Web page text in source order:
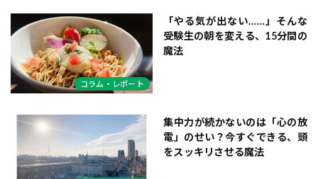
コラム・レポート
「やる気が出ない……」そんな
受験生の朝を変える、15分間の
魔法
集中力が続かないのは「心の放
電」のせい？今すぐできる、頭
をスッキリさせる魔法